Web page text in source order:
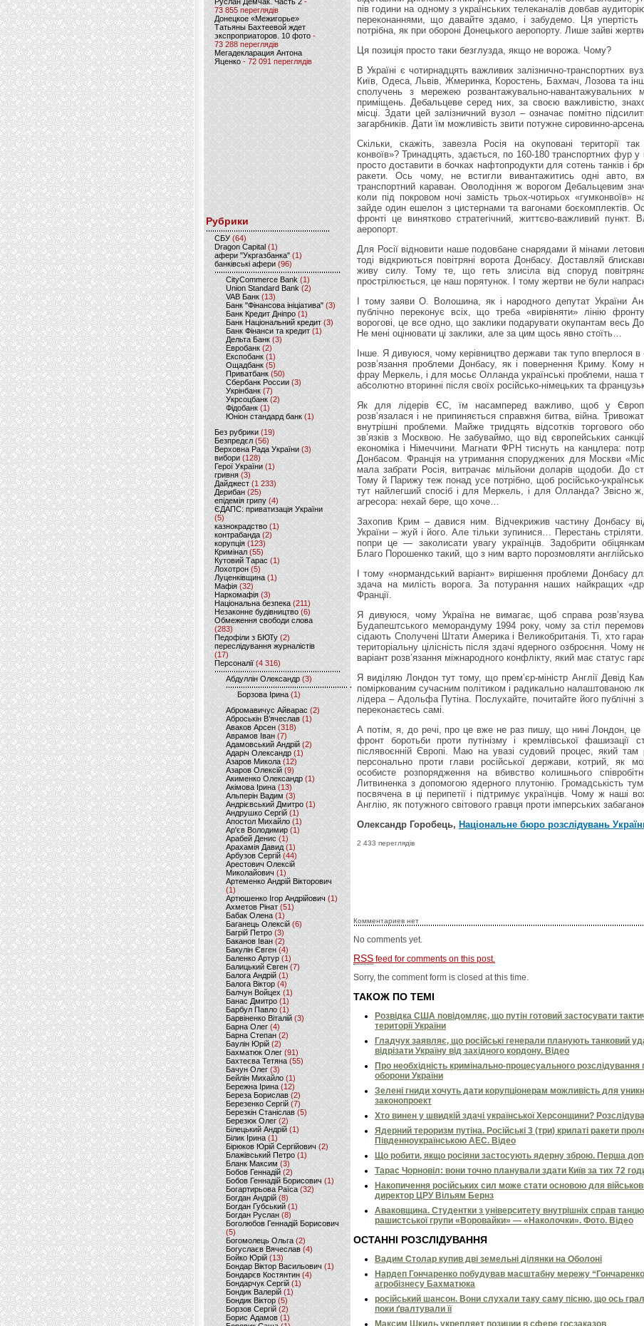
73 855 переглядів
Донецкое «Межигорье»
Татьяны Бахтеевой ждет
экспроприаторов. 10 фото -
73 288 переглядів
Мегадекларация Антона
Яценко - 72 091 переглядів
Рубрики
CБУ (64)
Dragon Capital (1)
афери "Укргазбанка" (1)
банківські афери (96)
CityCommerce Bank (1)
Union Standard Bank (2)
VAB Банк (13)
Банк "Фінансова ініціатива" (3)
Банк Кредит Дніпро (1)
Банк Національний кредит (3)
Банк Фінанси та кредит (1)
Дельта Банк (3)
Евробанк(2)
Експобанк (1)
Ощадбанк(5)
Приватбанк (50)
Сбербанк России (3)
Укрінбанк(7)
Укрсоцбанк (2)
Фідобанк (1)
Юніон стандард банк(1)
Без рубрики (19)
Безпредєл(56)
Верховна Рада України (3)
вибори(128)
Герої України(1)
гривня (3)
Дайджест (1 233)
Дерибан (25)
епідемія грипу (4)
ЄДАПС: приватизація України
(5)
казнокрадство (1)
контрабанда (2)
корупція (123)
Кримінал (55)
Кутовий Тарас (1)
Лохотрон(5)
Луценківщина (1)
Мафія (32)
Наркомафія (3)
Національна безпека (211)
Незаконне будівництво(6)
Обмеження свободи слова
(283)
Педофіли з БЮТу (2)
переслідування журналістів
(17)
Персоналії (4 316)
Абдуллін Олександр (3)
Борзова Ірина(1)
Абромавичус Айварас (2)
Аброськін В’ячеслав(1)
Аваков Арсен (318)
Аврамов Іван (7)
Адамовський Андрій(2)
Адаріч Олександр (1)
Азаров Микола (12)
Азаров Олексій (9)
Акименко Олександр(1)
Акімова Ірина(13)
Альперін Вадим (3)
Андрієвський Дмитро(1)
Андрушко Сергій(1)
Апостол Михайло(1)
Ар'єв Володимир (1)
Арабей Денис(1)
Арахамія Давид (1)
Арбузов Сергій (44)
Арестович Олексій
Миколайович(1)
Артеменко Андрій Вікторович
(1)
Артюшенко Ігор Андрійович(1)
Ахметов Рінат(51)
Бабак Олена(1)
Баганець Олексій(6)
Багрій Петро (3)
Баканов Іван(2)
Бакулін Євген (4)
Баленко Артур(1)
Балицький Євген(7)
Балога Андрій (1)
Балога Віктор (4)
Балчун Войцех (1)
Банас Дмитро (1)
Барбул Павло(1)
Барвіненко Віталій(3)
Барна Олег (4)
Барна Степан (2)
Баулін Юрій (2)
Бахматюк Олег (91)
Бахтеєва Тетяна(55)
Бачун Олег (3)
Бейлін Михайло (1)
Бережна Ірина(12)
Береза Борислав(2)
Березенко Сергій (7)
Березкін Станіслав (5)
Березюк Олег(2)
Білецький Андрій (1)
Білик Ірина (1)
Бірюков Юрій Сергійович (2)
Блажівський Петро (1)
Бланк Максим(3)
Бобов Геннадій (2)
Бобов Геннадій Борисович (1)
Богартирьова Раїса (32)
Богдан Андрій(8)
Богдан Губський (1)
Богдан Руслан(8)
Боголюбов Геннадій Борисович
(5)
Богомолець Ольга (2)
Богуслаєв Вячеслав (4)
Бойко Юрій (13)
Бондар Віктор Васильович (1)
Бондарєв Костянтин (4)
Бондарчук Сергій(1)
Бондик Валерій (1)
Бондик Віктор(5)
Борзов Сергiй (2)
Борис Адамов(1)
пів години на одному з українських телеканалів довбав
переконаннями, що давайте здамо, і забудемо. Ця упертість
потрібна, як при обороні Донецького аеропорту. Лише зайві
Ця позиція просто таки безглузда, якщо не ворожа. Чому?
В Україні є чотирнадцять важливих залізнично-транспортних
Київ, Одеса, Львів, Жмеринка, Коростень, Бахмач, Лозова та
сполучень з мережею розвантажувально-навантажувальних
приміщень. Дебальцеве серед них, за своєю важливістю,
місці. Здати цей залізничний вузол – означає помітно
загарбників. Дати їм можливість звити потужне сировинно-
Скільки, скажіть, завезла Росія на окуповані території так
конвоїв»? Тринадцять, здається, по 160-180 транспортних фур
просто доставити в бочках нафтопродукти для сотень танків і
ракети. Ось чому, не встигли вивантажитись одні авто,
транспортний караван. Оволодіння ж ворогом Дебальцевим
коли під покровом ночі замість трьох-чотирьох «гумконвоїв»
зайде один ешелон з цистернами та вагонами боєкомплектів.
фронті це винятково стратегічний, життєво-важливий пункт.
аеропорт.
Для Росії відновити наше подовбане снарядами й мінами
тоді відкриються повітряні ворота Донбасу. Доставляй
живу силу. Тому те, що геть злисіла від споруд
прострілюється, це наш порятунок. І тому жертви не були
І тому заяви О. Волошина, як і народного депутат України
публічно переконує всіх, що треба «вирівняти» лінію
ворогові, це все одно, що заклики подарувати окупантам весь
Не мені оцінювати ці заклики, але за цим щось явно стоїть…
Інше. Я дивуюся, чому керівництво держави так тупо вперлося
розв’язання проблеми Донбасу, як і повернення Криму. Кому
фрау Меркель, і для мосьє Олланда українські проблеми, наша
абсолютно вторинні після своїх російсько-німецьких та
Як для лідерів ЄС, їм насамперед важливо, щоб у
розв’язалася і не припиняється справжня битва, війна.
внутрішні проблеми. Майже тридцять відсотків торгового
зв’язків з Москвою. Не забуваймо, що від європейських
економіка і Німеччини. Магнати ФРН тиснуть на канцлера:
Донбасом. Франція на утримання споруджених для Москви
мала забрати Росія, витрачає мільйони доларів щодоби. До
Тому й Парижу теж понад усе потрібно, щоб російсько-
тут найлегший спосіб і для Меркель, і для Олланда? Звісно
агресора: нехай бере, що хоче…
Захопив Крим – давися ним. Відчекрижив частину Донбасу
України – жуй і його. Але тільки зупинися… Перестань
попри це — заколисати увагу українців. Задобрити
Благо Порошенко такий, що з ним варто порозмовляти
І тому «нормандський варіант» вирішення проблеми Донбасу
здача на милість ворога. За потурання наших найкращих
Франції.
Я дивуюся, чому Україна не вимагає, щоб справа
Будапештського меморандуму 1994 року, чому за стіл
сідають Сполучені Штати Америка і Великобританія. Ті, хто
територіальну цілісність після здачі ядерного озброєння. Чому
варіант розв’язання міжнародного конфлікту, який має статус
Я виділяю Лондон тут тому, що прем’єр-міністр Англії Девід
поміркованим сучасним політиком і радикально налаштованою
лідера – Адольфа Путіна. Послухайте, почитайте його публічні
переконаєтесь самі.
А потім, я, до речі, про це вже не раз пишу, що нині Лондон, це
фронт боротьби проти путінізму і кремлівської фашизації
післявоєнній Європі. Маю на увазі судовий процес, який там
персонально проти глави російської держави, котрий, як
особисте розпорядження на вбивство колишнього
Литвиненка з допомогою ядерного плутонію. Громадськість
посвячена в ці перипетії і підтримує українців. Чому ж наші
Англію, як потужного світового гравця проти імперських
Олександр Горобець, Національне бюро розслідувань
2 433 переглядів
Комментариев нет
No comments yet.
RSS feed for comments on this post.
Sorry, the comment form is closed at this time.
ТАКОЖ ПО ТЕМІ
Розвідка США повідомляє, що путін готовий застосувати
території України
Гладчук заявляє, що російські генерали планують танковий
відрізати Україну від західного кордону. Відео
Про необхідність кримінально-процесуального розслідування
оборони України
Зелені гниди хочуть дати корупціонерам можливість для
законопроект
Хто винен у швидкій здачі української Херсонщини?
Ядерний тероризм путіна. Російські 3 (три) крилаті ракети
Південноукраїнською АЕС. Відео
Що робити, якщо росіяни застосують ядерну зброю. Перша
Тарас Чорновіл: вони точно планували здати Київ за тих 72
Накопичення російських сил може стати основою для
директор ЦРУ Вільям Бернз
Аваковщина. Студентки з університету внутрішніх справ
рашистської групи «Воровайки» — «Наколочки». Фото. Відео
ОСТАННІ РОЗСЛІДУВАННЯ
Вадим Столар купив дві земельні ділянки на Оболоні
Нардеп Гончаренко побудував масштабну мережу “Гончаренко
агробізнесу Бахматюка
російський шансон. Вони слухали таку саму пісню, що ось
поки ґвалтували її
Максим Шкиль укрепляет позиции в сфере госзаказов